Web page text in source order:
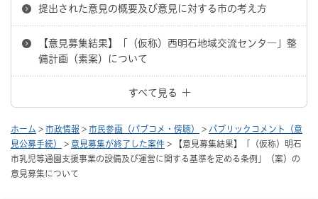
提出された意見の概要及び意見に対する市の考え方
【意見募集結果】「（仮称）西明石地域交流センタ―」整
備計画（素案）について
すべて見る
ホーム > 市政情報 > 市民参画（パブコメ・傍聴） > パブリックコメント（意
見公募手続）
> 意見募集が終了した案件 > 【意見募集結果】「（仮称）明石
市乳児等通園支援事業の設備及び運営に関する基準を定める条例」（案）の
意見募集について